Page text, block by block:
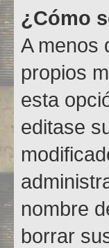
¿Cómo
A menos
propios
esta
editase
nombre
borrar